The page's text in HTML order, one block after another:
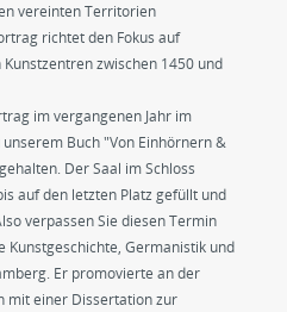
vereinten Territorien
richtet den Fokus auf
zwischen 1450 und
im vergangenen Jahr im
Buch "Von Einhörnern &
Der Saal im Schloss
auf den letzten Platz gefüllt und
verpassen Sie diesen Termin
Kunstgeschichte, Germanistik und
Er promovierte an der
mit einer Dissertation zur